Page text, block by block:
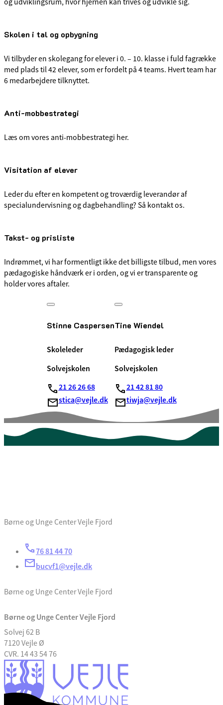
Skolen i tal og opbygning
Vi tilbyder en skolegang for elever i 0. – 10. klasse i fuld fagrække
med plads til 42 elever, som er fordelt på 4 teams. Hvert team har
6 medarbejdere tilknyttet.
Anti-mobbestrategi
Læs om vores anti-mobbestrategi her.
Visitation af elever
Leder du efter en kompetent og troværdig leverandør af
specialundervisning og dagbehandling? Så kontakt os.
Takst-­ og prisliste
Indrømmet, vi har formentligt ikke det billigste tilbud, men vores
pædagogiske håndværk er i orden, og vi er transparente og
holder vores aftaler.
Stinne Caspersen
Skoleleder
Solvejskolen
21 26 26 68
stica@vejle.dk
Tine Wiendel
Pædagogisk leder
Solvejskolen
21 42 81 80
tiwja@vejle.dk
Børne og Unge Center Vejle Fjord
76 81 44 70
bucvf1@vejle.dk
Børne og Unge Center Vejle Fjord
Børne og Unge Center Vejle Fjord
Solvej 62 B
7120 Vejle Ø
CVR. 14 43 54 76